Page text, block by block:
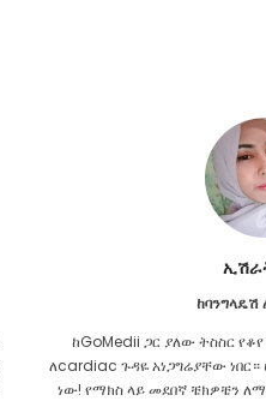
ከGoMedii ጋር ያለው ትስስር
ለcardiac ጉዳዬ አነጋግሬያቸው
ነው! የማክስ ላይ መደበኛ ቼክዎቼን